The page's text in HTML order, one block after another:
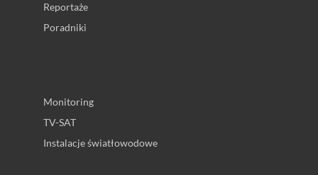
Reportaże
Poradniki
Monitoring
TV-SAT
Instalacje światłowodowe